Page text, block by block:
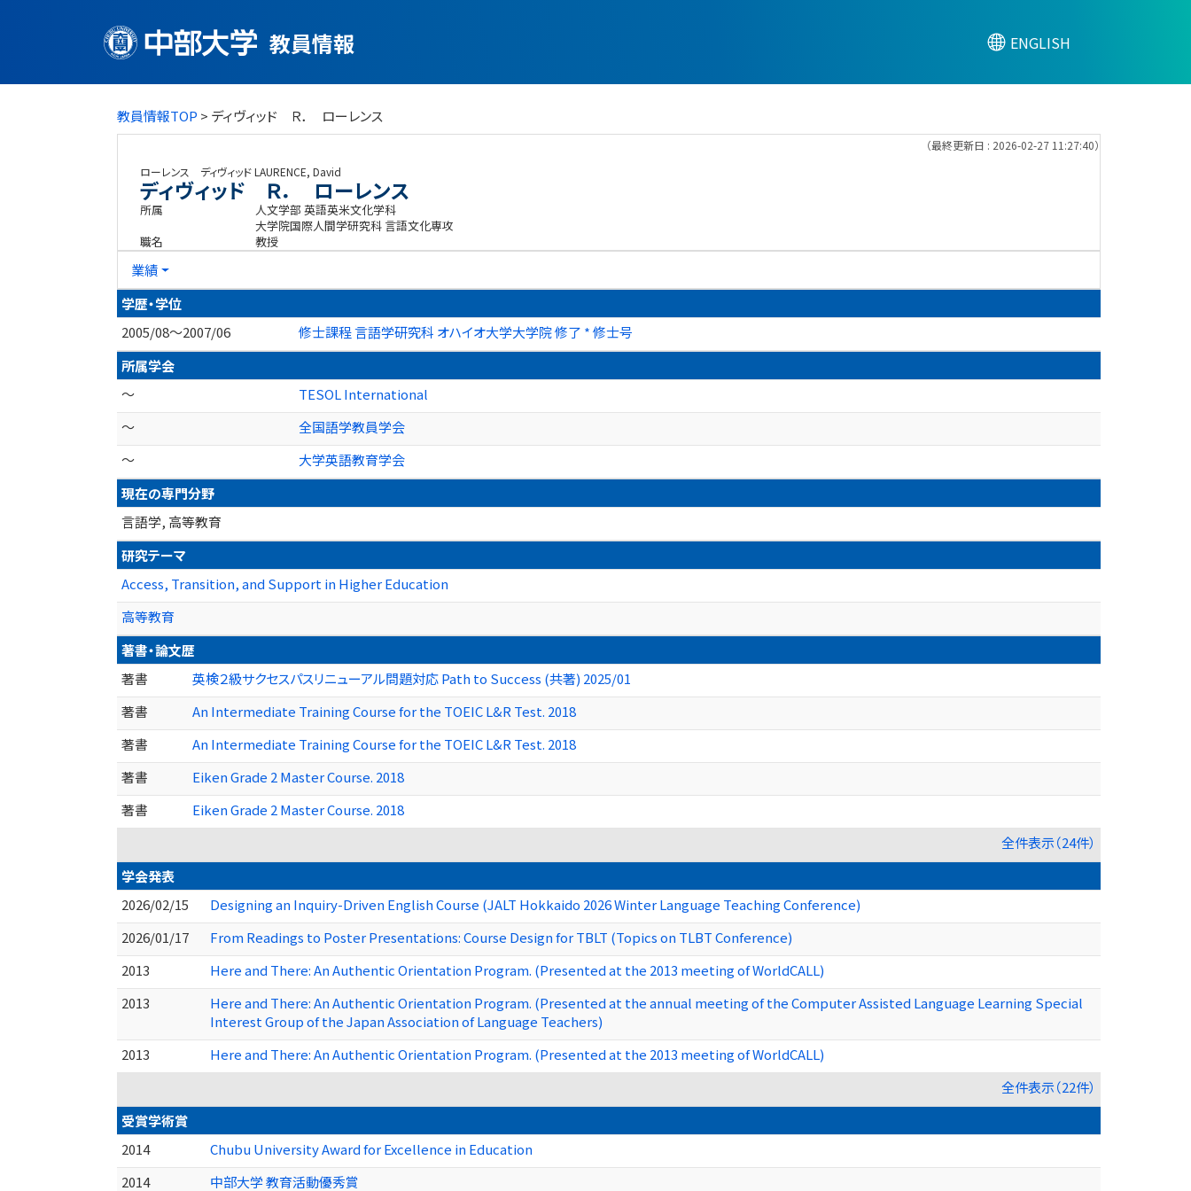
教員情報 ENGLISH
教員情報TOP > ディヴィッド Ｒ． ローレンス
（最終更新日 : 2026-02-27 11:27:40）
ローレンス ディヴィッドLAURENCE, David
ディヴィッド Ｒ． ローレンス
所属
人文学部 英語英米文化学科
大学院国際人間学研究科 言語文化専攻
職名
教授
業績
学歴・学位
2005/08～2007/06
修士課程 言語学研究科 オハイオ大学大学院 修了 * 修士号
所属学会
～
TESOL International
～
全国語学教員学会
～
大学英語教育学会
現在の専門分野
言語学, 高等教育
研究テーマ
Access, Transition, and Support in Higher Education
高等教育
著書・論文歴
著書
英検２級サクセスパスリニューアル問題対応 Path to Success (共著) 2025/01
著書
An Intermediate Training Course for the TOEIC L&R Test. 2018
著書
An Intermediate Training Course for the TOEIC L&R Test. 2018
著書
Eiken Grade 2 Master Course. 2018
著書
Eiken Grade 2 Master Course. 2018
全件表示（24件）
学会発表
2026/02/15
Designing an Inquiry-Driven English Course (JALT Hokkaido 2026 Winter Language Teaching Conference)
2026/01/17
From Readings to Poster Presentations: Course Design for TBLT (Topics on TLBT Conference)
2013
Here and There: An Authentic Orientation Program. (Presented at the 2013 meeting of WorldCALL)
2013
Here and There: An Authentic Orientation Program. (Presented at the annual meeting of the Computer Assisted Language Learning Special
Interest Group of the Japan Association of Language Teachers)
2013
Here and There: An Authentic Orientation Program. (Presented at the 2013 meeting of WorldCALL)
全件表示（22件）
受賞学術賞
2014
Chubu University Award for Excellence in Education
2014
中部大学 教育活動優秀賞